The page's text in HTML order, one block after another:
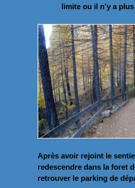
limite ou il n’y a
Après avoir rejoint le
redescendre dans la foret
retrouver le parking de